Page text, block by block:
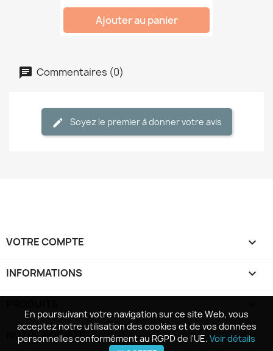
En poursuivant votre navigation sur ce site Web, vous
acceptez notre utilisation des cookies et de vos données
personnelles conformément au RGPD de l'UE. Voir détails
Ajouter au panier
Commentaires (0)
Soyez le premier à donner votre avis
VOTRE COMPTE 
INFORMATIONS keyboard_arrow_down
NOTRE SOCIÉTÉ 
En poursuivant votre navigation sur ce site Web, vous
acceptez notre utilisation des cookies et de vos données
personnelles conformément au RGPD de l'UE. Voir détails